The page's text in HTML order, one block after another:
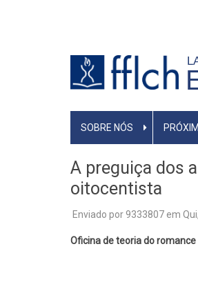
MAIN
SOBRE NÓS
A preguiça dos
oitocentista
Enviado por 9333807 em
Oficina de teoria do romance